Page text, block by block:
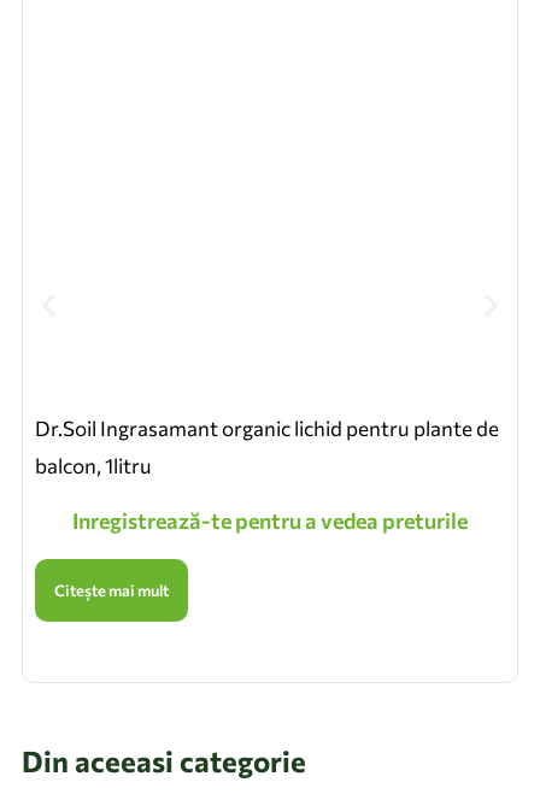
Dr.Soil Ingrasamant organic lichid pentru plante de
balcon, 1litru
Inregistrează-te pentru a vedea preturile
Citește mai mult
Din aceeasi categorie